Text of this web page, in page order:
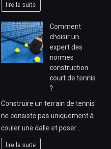
lire la suite
Comment
choisir un
expert des
normes
construction
court de tennis
?
Construire un terrain de tennis
ne consiste pas uniquement à
couler une dalle et poser…
lire la suite